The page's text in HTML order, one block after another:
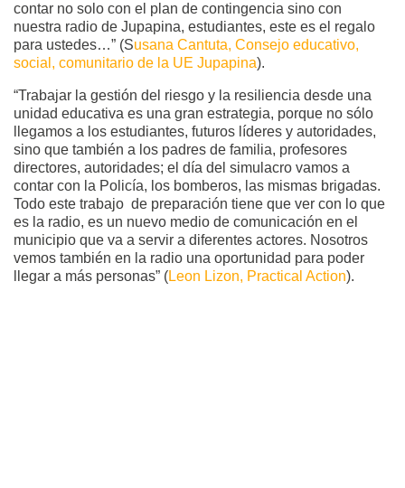
contar no solo con el plan de contingencia sino con
nuestra radio de Jupapina, estudiantes, este es el regalo
para ustedes…” (Susana Cantuta, Consejo educativo,
social, comunitario de la UE Jupapina).
“Trabajar la gestión del riesgo y la resiliencia desde una
unidad educativa es una gran estrategia, porque no sólo
llegamos a los estudiantes, futuros líderes y autoridades,
sino que también a los padres de familia, profesores
directores, autoridades; el día del simulacro vamos a
contar con la Policía, los bomberos, las mismas brigadas.
Todo este trabajo de preparación tiene que ver con lo que
es la radio, es un nuevo medio de comunicación en el
municipio que va a servir a diferentes actores. Nosotros
vemos también en la radio una oportunidad para poder
llegar a más personas” (Leon Lizon, Practical Action).